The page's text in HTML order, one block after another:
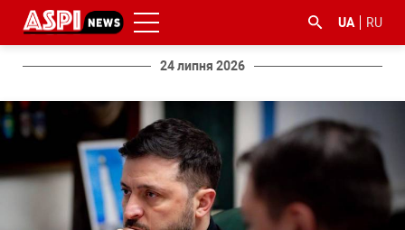
UA RU
24 липня 2026
#боротьба
#ДФС #Київ #коронавірус